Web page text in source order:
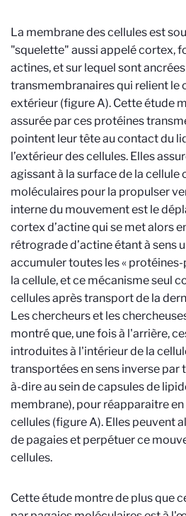
La membrane des cellules est
"squelette" aussi appelé cortex,
actines, et sur lequel sont
transmembranaires qui relient le
extérieur (figure A). Cette étude
assurée par ces protéines
pointent leur tête au contact du
l’extérieur des cellules. Elles
agissant à la surface de la cellule
moléculaires pour la propulser
interne du mouvement est le
cortex d’actine qui se met alors
rétrograde d’actine étant à sens
accumuler toutes les « protéines-
la cellule, et ce mécanisme seul
cellules après transport de la
Les chercheurs et les
montré que, une fois à l'arrière,
introduites à l'intérieur de la
transportées en sens inverse par
à-dire au sein de capsules de
membrane), pour réapparaitre en
cellules (figure A). Elles peuvent
de pagaies et perpétuer ce
cellules.
Cette étude montre de plus que